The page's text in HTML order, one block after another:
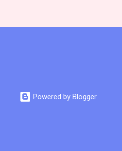
पहली बार माँ नर्मदा की परिक्रमा की थी।
डॉ. मोहन भागवत के करकमलों से
Powered by Blogger